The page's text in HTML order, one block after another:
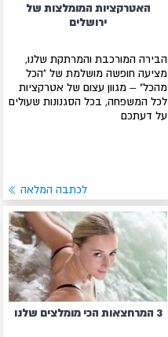
האטרקציות המומלצות של
ירושלים
הבירה המורכבת והמרתקת שלנו,
מציעה חופשה מושלמת של "הכל
מהכל" – מגוון עצום של אטרקציות
לכל המשפחה, בכל הסגנונות שעולים
על דעתכם
לכתבה המלאה
3 המרחצאות הכי מומלצים שלנו